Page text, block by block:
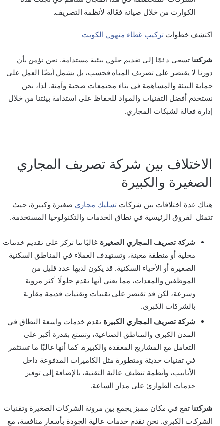
الكوارث من خلال صيانة فعّالة لأنظمة التصريف.
اكتشف خطوات تركيب غطاء منهول الكويت
شركتنا تسعى دائمًا إلى تقديم حلول بيئية مستدامة. نحن نؤمن بأن
دورنا لا يقتصر على تصريف المياه فحسب، بل يشمل أيضًا العمل على
حماية البيئة والمساهمة في بناء مجتمعات صحية وآمنة. لذا، نحن
نستخدم أفضل التقنيات والمواد للحفاظ على استدامة بيئتنا من خلال
إدارة فعالة لشبكات المجاري.
الاختلاف بين شركة تصريف المجاري
الصغيرة والكبيرة
هناك عدة اختلافات بين شركات تسليك مجاري صغيرة وكبيرة، حيث
تتمثل الفروق الرئيسية في نطاق الخدمات والتكنولوجيا المستخدمة.
شركة تصريف المجاري الصغيرة غالبًا ما تركز على تقديم خدمات
محلية أو منطقة معينة، وتستهدف العملاء في المناطق السكنية
الصغيرة أو الأحياء السكنية. قد يكون لديها عدد قليل من
الموظفين والمعدات، مما يعني أنها تقدم حلولًا أكثر مرونة
وسرعة، لكن قد تقتصر على تقنيات وتقنيات قديمة مقارنة
بالشركات الكبرى.
شركة تصريف المجاري الكبيرة تقدم خدمات واسعة النطاق في
المدن الكبرى والمناطق الصناعية، وتتمتع بقدرة أكبر على
التعامل مع المشاريع المعقدة والكبيرة. كما أنها غالبًا ما تستثمر
في تقنيات حديثة ومتطورة مثل الكاميرات المدفوعة داخل
الأنابيب، وأنظمة تنظيف عالية التقنية، بالإضافة إلى توفير
خدمات الطوارئ على مدار الساعة.
شركتنا تقع في مكان مميز يجمع بين مرونة الشركات الصغيرة وتقنيات
الشركات الكبرى. نحن نقدم خدمات عالية الجودة بأسعار منافسة، مع